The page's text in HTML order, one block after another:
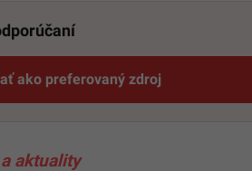
ako preferovaný zdroj
Startitup, odkaz sa otvorí v
aktuality